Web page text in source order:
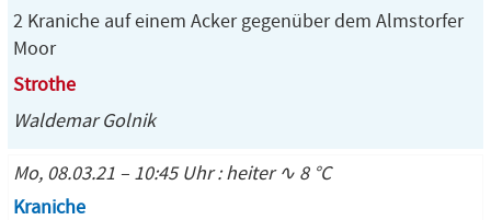
2 Kraniche auf einem Acker gegenüber dem Almstorfer
Moor
Strothe
Waldemar Golnik
Mo, 08.03.21 – 10:45 Uhr : heiter ∿ 8 °C
Kraniche